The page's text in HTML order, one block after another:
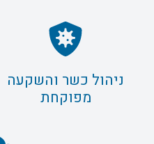
ניהול כשר והשקעה
מפוקחת